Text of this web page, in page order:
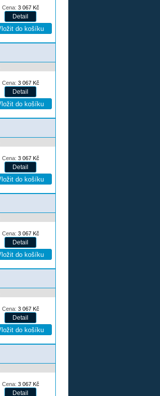
Cena: 3 067 Kč
Cena: 3 067 Kč
Cena: 3 067 Kč
Cena: 3 067 Kč
Cena: 3 067 Kč
Cena: 3 067 Kč